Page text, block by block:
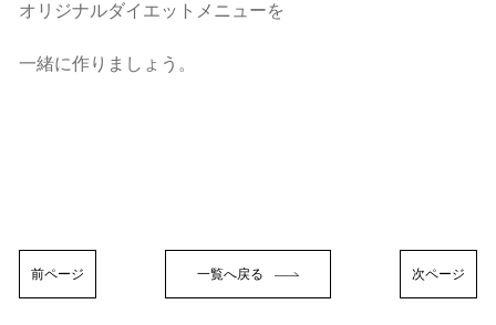
オリジナルダイエットメニューを
一緒に作りましょう。
前ページ 一覧へ戻る 次ページ